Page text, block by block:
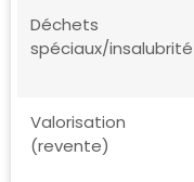
Déchets
spéciaux/insalubrité
Valorisation
(revente)